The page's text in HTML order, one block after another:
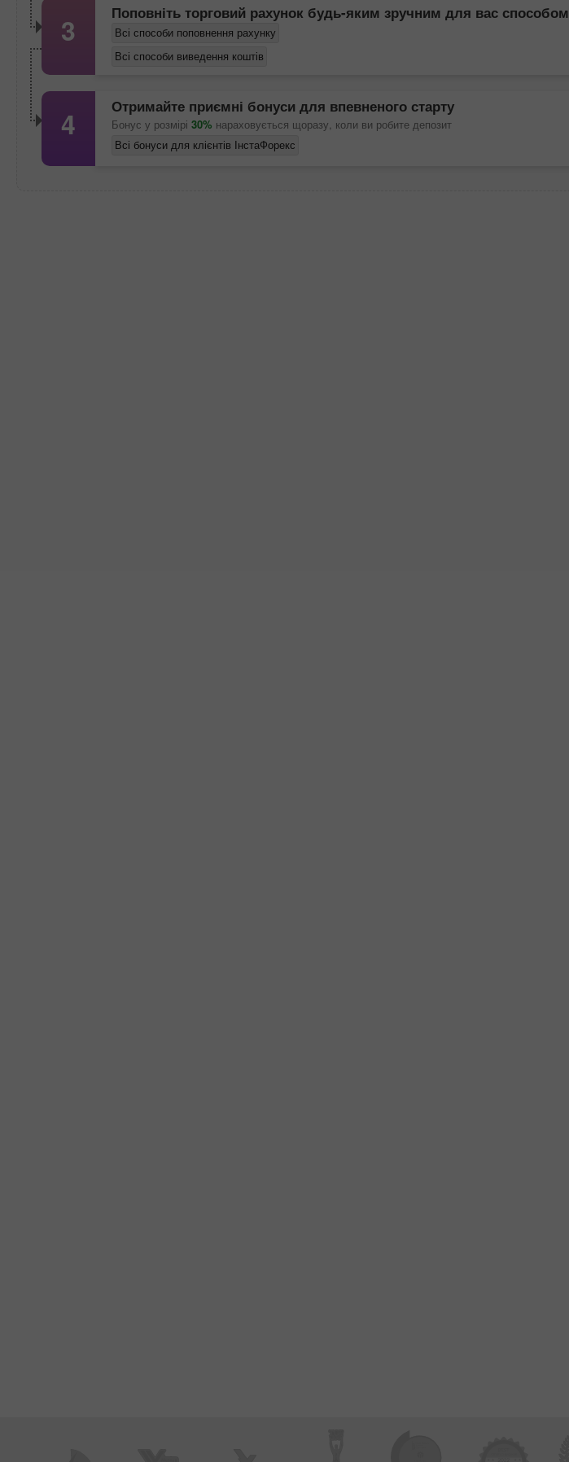
3 Поповніть торговий рахунок будь-яким зручним для вас способом
Всі способи поповнення рахунку
Всі способи виведення коштів
4 Отримайте приємні бонуси для впевненого старту
Бонус у розмірі 30% нараховується щоразу, коли ви робите депозит
Всі бонуси для клієнтів ІнстаФорекс